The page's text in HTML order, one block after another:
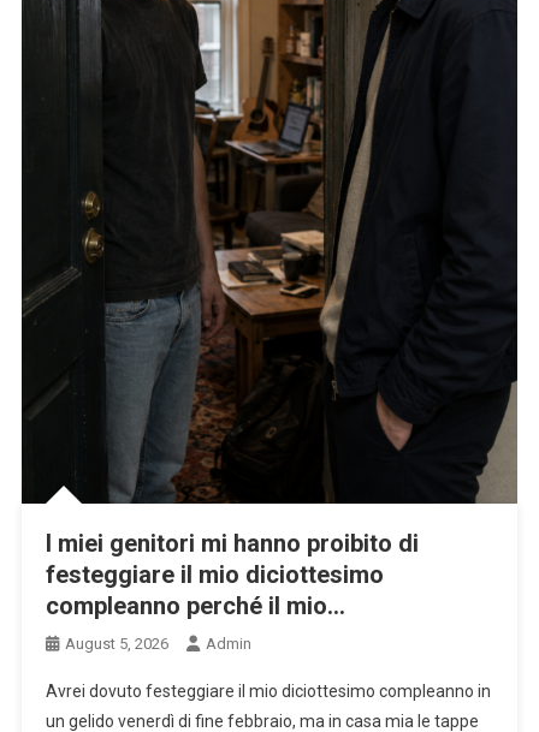
I miei genitori mi hanno proibito di
festeggiare il mio diciottesimo
compleanno perché il mio…
August 5, 2026 Admin
Avrei dovuto festeggiare il mio diciottesimo compleanno in
un gelido venerdì di fine febbraio, ma in casa mia le tappe